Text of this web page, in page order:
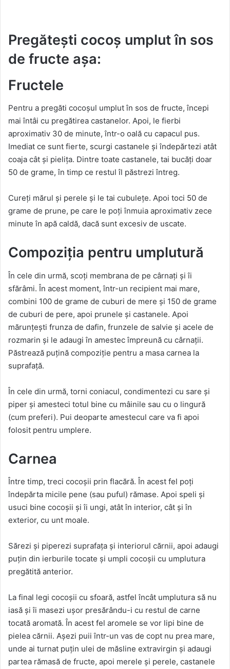
Pregătești cocoș umplut în sos
de fructe așa:
Fructele
Pentru a pregăti cocoșul umplut în sos de fructe, începi
mai întâi cu pregătirea castanelor. Apoi, le fierbi
aproximativ 30 de minute, într-o oală cu capacul pus.
Imediat ce sunt fierte, scurgi castanele și îndepărtezi atât
coaja cât și pielița. Dintre toate castanele, tai bucăți doar
50 de grame, în timp ce restul îl păstrezi întreg.
Cureți mărul și perele și le tai cubulețe. Apoi toci 50 de
grame de prune, pe care le poți înmuia aproximativ zece
minute în apă caldă, dacă sunt excesiv de uscate.
Compoziția pentru umplutură
În cele din urmă, scoți membrana de pe cârnați și îi
sfărâmi. În acest moment, într-un recipient mai mare,
combini 100 de grame de cuburi de mere și 150 de grame
de cuburi de pere, apoi prunele și castanele. Apoi
mărunțești frunza de dafin, frunzele de salvie și acele de
rozmarin și le adaugi în amestec împreună cu cârnații.
Păstrează puțină compoziție pentru a masa carnea la
suprafață.
În cele din urmă, torni coniacul, condimentezi cu sare și
piper și amesteci totul bine cu mâinile sau cu o lingură
(cum preferi). Pui deoparte amestecul care va fi apoi
folosit pentru umplere.
Carnea
Între timp, treci cocoșii prin flacără. În acest fel poți
îndepărta micile pene (sau puful) rămase. Apoi speli și
usuci bine cocoșii și îi ungi, atât în interior, cât și în
exterior, cu unt moale.
Sărezi și piperezi suprafața și interiorul cărnii, apoi adaugi
puțin din ierburile tocate și umpli cocoșii cu umplutura
pregătită anterior.
La final legi cocoșii cu sfoară, astfel încât umplutura să nu
iasă și îi masezi ușor presărându-i cu restul de carne
tocată aromată. În acest fel aromele se vor lipi bine de
pielea cărnii. Așezi puii într-un vas de copt nu prea mare,
unde ai turnat puțin ulei de măsline extravirgin și adaugi
partea rămasă de fructe, apoi merele și perele, castanele